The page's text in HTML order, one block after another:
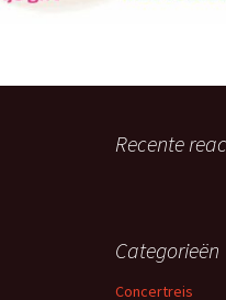
Recente
Categorieën
Concertreis